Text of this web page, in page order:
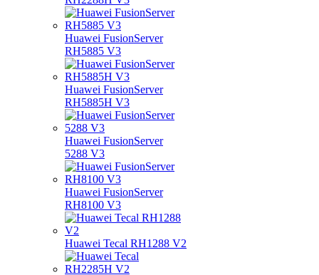
Huawei FusionServer
RH5885 V3
Huawei FusionServer
RH5885H V3
Huawei FusionServer
5288 V3
Huawei FusionServer
RH8100 V3
Huawei Tecal RH1288 V2